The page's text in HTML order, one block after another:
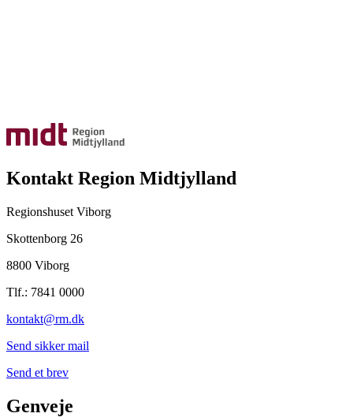
Kontakt Region Midtjylland
Regionshuset Viborg
Skottenborg 26
8800 Viborg
Tlf.: 7841 0000
kontakt@rm.dk
Send sikker mail
Send et brev
Genveje